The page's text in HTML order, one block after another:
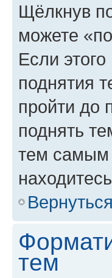
Щёлкнув
можете
Если
поднятия
пройти до
поднять
тем самым
тем